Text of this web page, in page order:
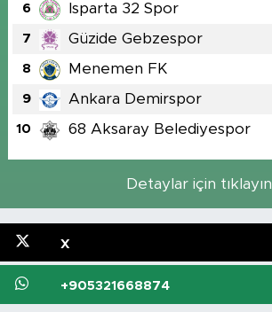
6 Isparta 32 Spor
7 Güzide Gebzespor
8 Menemen FK
9 Ankara Demirspor
10 68 Aksaray Belediyespor
Detaylar için tıklayın
X
+905321668874